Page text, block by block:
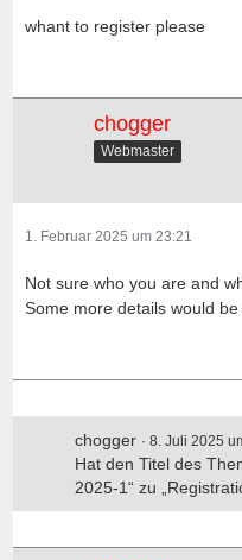
whant to register please
chogger
Webmaster
1. Februar 2025 um 23:21
Not sure who you are and
Some more details would be
chogger 8. Juli 2025
Hat den Titel des
2025-1“ zu